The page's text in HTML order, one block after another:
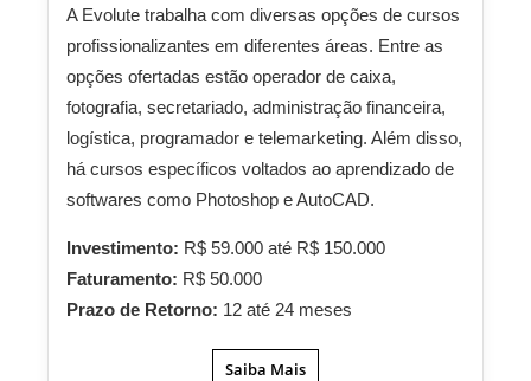
A Evolute trabalha com diversas opções de cursos
profissionalizantes em diferentes áreas. Entre as
opções ofertadas estão operador de caixa,
fotografia, secretariado, administração financeira,
logística, programador e telemarketing. Além disso,
há cursos específicos voltados ao aprendizado de
softwares como Photoshop e AutoCAD.
Investimento: R$ 59.000 até R$ 150.000
Faturamento: R$ 50.000
Prazo de Retorno: 12 até 24 meses
Saiba Mais